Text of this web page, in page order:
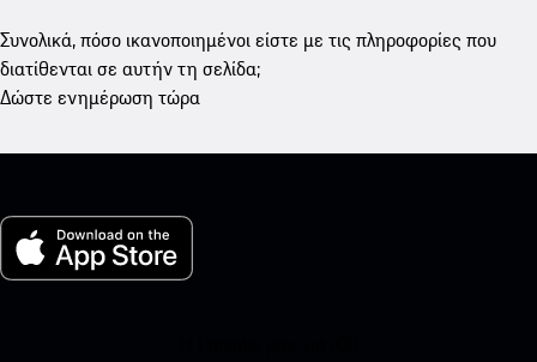
Συνολικά, πόσο ικανοποιημένοι είστε με τις πληροφορίες που
διατίθενται σε αυτήν τη σελίδα;
Δώστε ενημέρωση τώρα